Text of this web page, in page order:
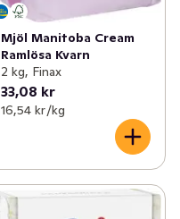
Mjöl Manitoba Cream
Ramlösa Kvarn
2 kg, Finax
33,08 kr
16,54 kr /kg